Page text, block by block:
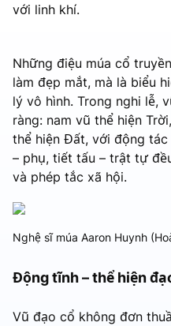
với linh khí.
Những điệu múa cổ
làm đẹp mắt, mà là biểu
lý vô hình. Trong nghi lễ,
ràng: nam vũ thể hiện
thể hiện Đất, với động tác
– phụ, tiết tấu – trật tự
và phép tắc xã hội.
Nghệ sĩ múa Aaron Huynh
Động tĩnh – thể hiện
Vũ đạo cổ không đơn